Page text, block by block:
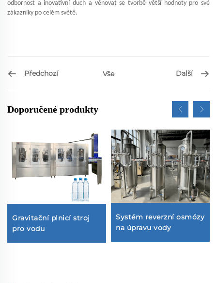
odbornost a inovativní duch a věnovat se tvorbě větší hodnoty pro své
zákazníky po celém světě.
Předchozí Vše Další
Doporučené produkty
Gravitační plnicí stroj
pro vodu
Systém reverzní osmózy
na úpravu vody